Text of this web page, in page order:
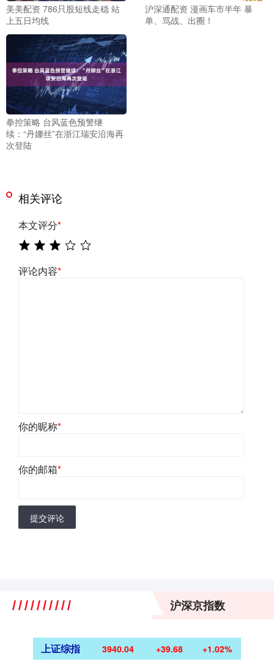
美美配资 786只股短线走稳 站
上五日均线
沪深通配资 漫画车市半年 暴
单、骂战、出圈！
拳控策略 台风蓝色预警继
续：“丹娜丝”在浙江瑞安沿海再
次登陆
相关评论
本文评分*
评论内容*
你的昵称*
你的邮箱*
提交评论
沪深京指数
上证综指 3940.04 +39.68 +1.02%